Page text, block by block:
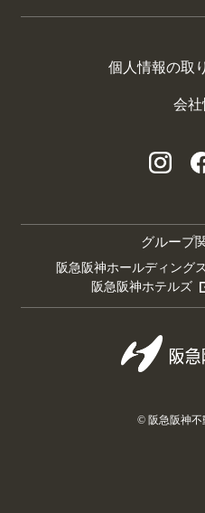
個人情報の取
会社
グループ
阪急阪神ホールディングス
阪急阪神ホテルズ
© 阪急阪神不